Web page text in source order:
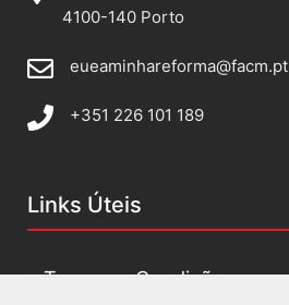
4100-140 Porto
eueaminhareforma@facm.pt
+351 226 101 189
Links Úteis
Termos e Condições